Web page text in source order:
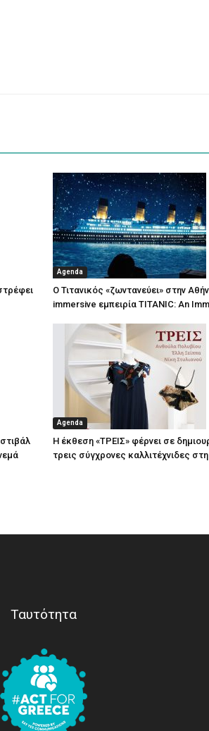
Agenda
Ο Τιτανικός «ζωντανεύει» στην
immersive εμπειρία TITANIC: An
Agenda
Η έκθεση «ΤΡΕΙΣ» φέρνει σε
τρεις σύγχρονες καλλιτέχνιδες
Ταυτότητα